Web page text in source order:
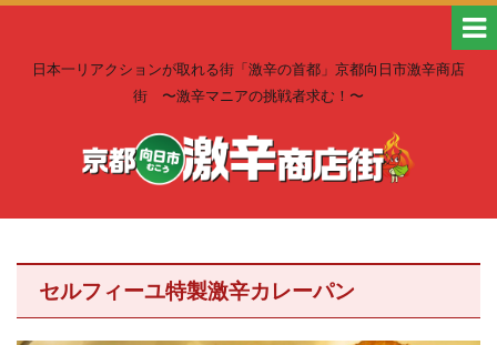
日本一リアクションが取れる街「激辛の首都」京都向日市激辛商店
街 〜激辛マニアの挑戦者求む！〜
セルフィーユ特製激辛カレーパン